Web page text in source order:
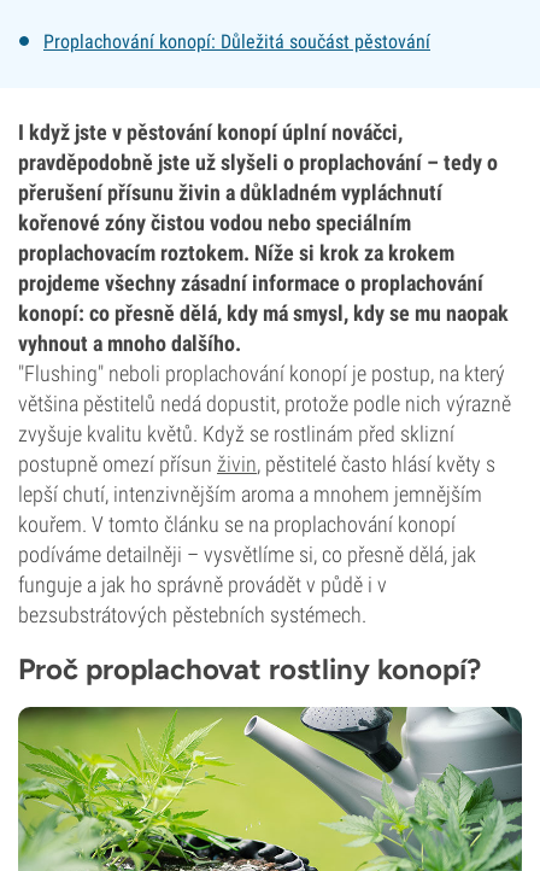
Proplachování konopí: Důležitá součást pěstování
I když jste v pěstování konopí úplní nováčci,
pravděpodobně jste už slyšeli o proplachování – tedy o
přerušení přísunu živin a důkladném vypláchnutí
kořenové zóny čistou vodou nebo speciálním
proplachovacím roztokem. Níže si krok za krokem
projdeme všechny zásadní informace o proplachování
konopí: co přesně dělá, kdy má smysl, kdy se mu naopak
vyhnout a mnoho dalšího.
"Flushing" neboli proplachování konopí je postup, na který
většina pěstitelů nedá dopustit, protože podle nich výrazně
zvyšuje kvalitu květů. Když se rostlinám před sklizní
postupně omezí přísun živin, pěstitelé často hlásí květy s
lepší chutí, intenzivnějším aroma a mnohem jemnějším
kouřem. V tomto článku se na proplachování konopí
podíváme detailněji – vysvětlíme si, co přesně dělá, jak
funguje a jak ho správně provádět v půdě i v
bezsubstrátových pěstebních systémech.
Proč proplachovat rostliny konopí?